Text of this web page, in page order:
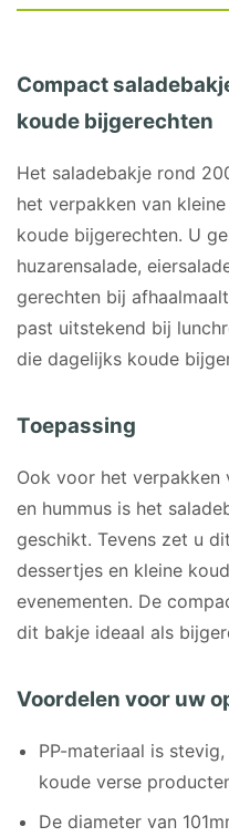
Compact
koude bijgerechten
Het saladebakje rond
het verpakken van
koude bijgerechten. U
huzarensalade,
gerechten bij
past uitstekend bij
die dagelijks koude
Toepassing
Ook voor het verpakken
en hummus is het
geschikt. Tevens zet u
dessertjes en kleine
evenementen. De
dit bakje ideaal als
Voordelen voor uw
PP-materiaal is
koude verse
De diameter van